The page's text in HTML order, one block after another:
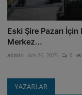
Eski Şire Pazarı
Merkez...
admin Ara 26, 2025 0
YAZARLAR